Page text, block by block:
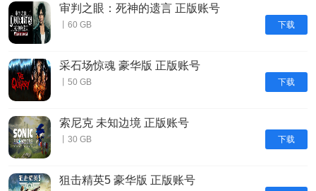
下载
审判之眼：死神的遗言 正版账号
丨60 GB
下载
采石场惊魂 豪华版 正版账号
丨50 GB
下载
索尼克 未知边境 正版账号
丨30 GB
狙击精英5 豪华版 正版账号